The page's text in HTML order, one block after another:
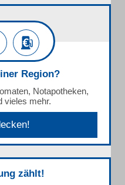
Region?
Notapotheken,
vieles mehr.
zählt!